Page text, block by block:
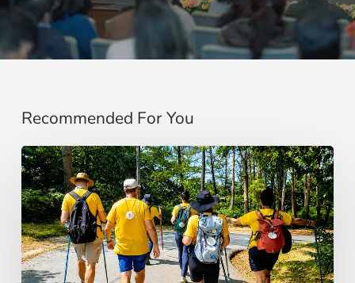
Recommended For You
“Estoy
contigo”
:
De
Brasil